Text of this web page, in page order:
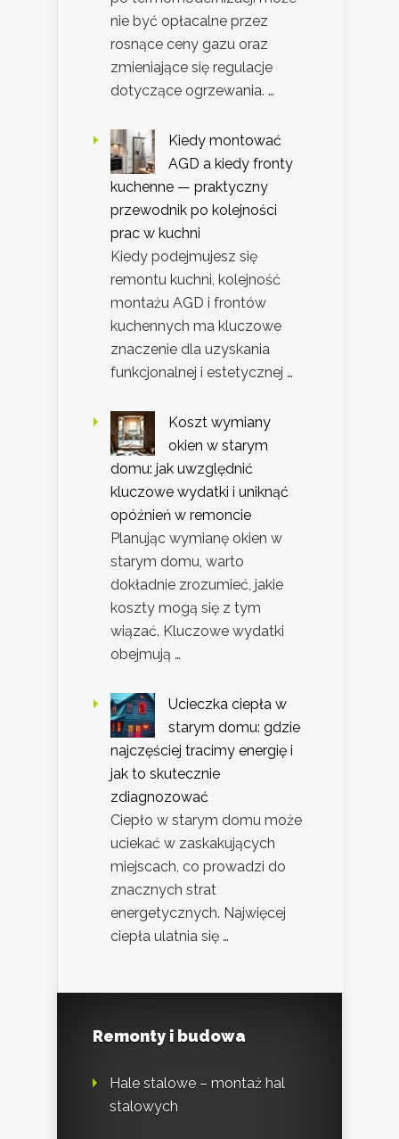
nie być opłacalne przez
rosnące ceny gazu oraz
zmieniające się regulacje
dotyczące ogrzewania. …
Kiedy montować
AGD a kiedy fronty
kuchenne — praktyczny
przewodnik po kolejności
prac w kuchni
Kiedy podejmujesz się
remontu kuchni, kolejność
montażu AGD i frontów
kuchennych ma kluczowe
znaczenie dla uzyskania
funkcjonalnej i estetycznej …
Koszt wymiany
okien w starym
domu: jak uwzględnić
kluczowe wydatki i uniknąć
opóźnień w remoncie
Planując wymianę okien w
starym domu, warto
dokładnie zrozumieć, jakie
koszty mogą się z tym
wiązać. Kluczowe wydatki
obejmują …
Ucieczka ciepła w
starym domu: gdzie
najczęściej tracimy energię i
jak to skutecznie
zdiagnozować
Ciepło w starym domu może
uciekać w zaskakujących
miejscach, co prowadzi do
znacznych strat
energetycznych. Najwięcej
ciepła ulatnia się …
Remonty i budowa
Hale stalowe – montaż hal
stalowych